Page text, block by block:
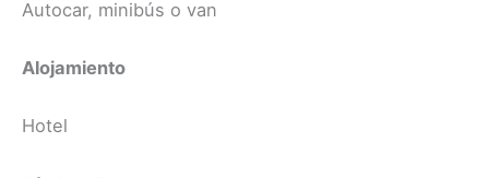
Autocar, minibús o van
Alojamiento
Hotel